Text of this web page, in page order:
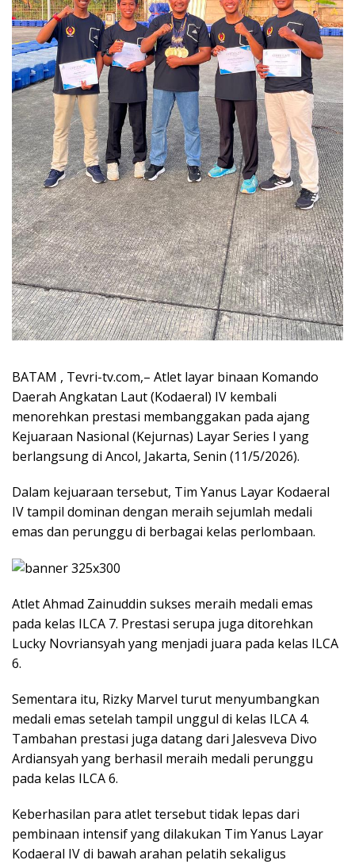
BATAM , Tevri-tv.com,– Atlet layar binaan Komando
Daerah Angkatan Laut (Kodaeral) IV kembali
menorehkan prestasi membanggakan pada ajang
Kejuaraan Nasional (Kejurnas) Layar Series I yang
berlangsung di Ancol, Jakarta, Senin (11/5/2026).
Dalam kejuaraan tersebut, Tim Yanus Layar Kodaeral
IV tampil dominan dengan meraih sejumlah medali
emas dan perunggu di berbagai kelas perlombaan.
Atlet Ahmad Zainuddin sukses meraih medali emas
pada kelas ILCA 7. Prestasi serupa juga ditorehkan
Lucky Novriansyah yang menjadi juara pada kelas ILCA
6.
Sementara itu, Rizky Marvel turut menyumbangkan
medali emas setelah tampil unggul di kelas ILCA 4.
Tambahan prestasi juga datang dari Jalesveva Divo
Ardiansyah yang berhasil meraih medali perunggu
pada kelas ILCA 6.
Keberhasilan para atlet tersebut tidak lepas dari
pembinaan intensif yang dilakukan Tim Yanus Layar
Kodaeral IV di bawah arahan pelatih sekaligus